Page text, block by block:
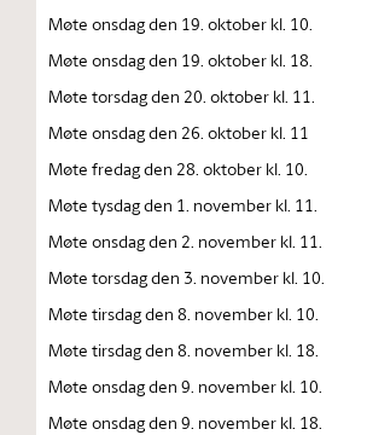
Møte onsdag den 19. oktober kl. 10.
Møte onsdag den 19. oktober kl. 18.
Møte torsdag den 20. oktober kl. 11.
Møte onsdag den 26. oktober kl. 11
Møte fredag den 28. oktober kl. 10.
Møte tysdag den 1. november kl. 11.
Møte onsdag den 2. november kl. 11.
Møte torsdag den 3. november kl. 10.
Møte tirsdag den 8. november kl. 10.
Møte tirsdag den 8. november kl. 18.
Møte onsdag den 9. november kl. 10.
Møte onsdag den 9. november kl. 18.